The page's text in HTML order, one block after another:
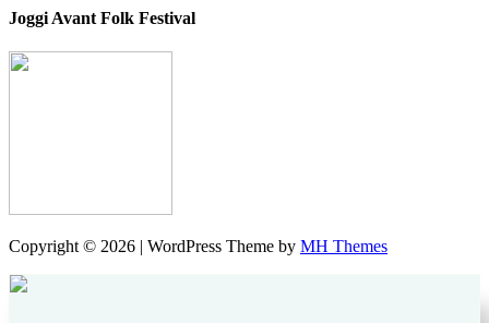
Joggi Avant Folk Festival
Copyright © 2026 | WordPress Theme by MH Themes